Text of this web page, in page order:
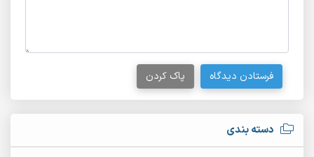
دسته بندی
فرستادن دیدگاه پاک کردن